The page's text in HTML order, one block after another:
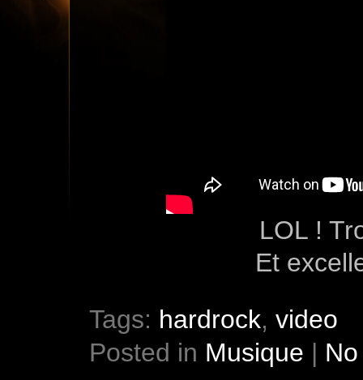
LOL !
Et
Tags: hardrock, video
Posted in Musique |